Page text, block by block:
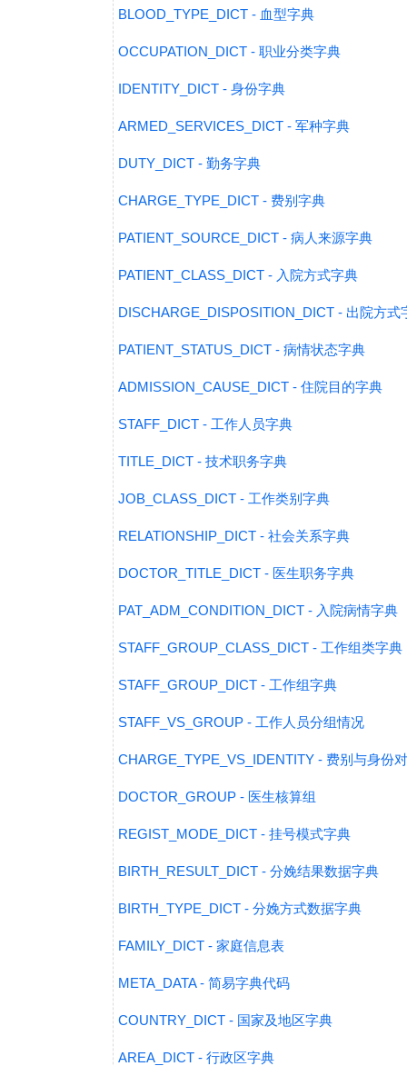
BLOOD_TYPE_DICT - 血型字典
OCCUPATION_DICT - 职业分类字典
IDENTITY_DICT - 身份字典
ARMED_SERVICES_DICT - 军种字典
DUTY_DICT - 勤务字典
CHARGE_TYPE_DICT - 费别字典
PATIENT_SOURCE_DICT - 病人来源字典
PATIENT_CLASS_DICT - 入院方式字典
DISCHARGE_DISPOSITION_DICT - 出院方式
PATIENT_STATUS_DICT - 病情状态字典
ADMISSION_CAUSE_DICT - 住院目的字典
STAFF_DICT - 工作人员字典
TITLE_DICT - 技术职务字典
JOB_CLASS_DICT - 工作类别字典
RELATIONSHIP_DICT - 社会关系字典
DOCTOR_TITLE_DICT - 医生职务字典
PAT_ADM_CONDITION_DICT - 入院病情字典
STAFF_GROUP_CLASS_DICT - 工作组类字典
STAFF_GROUP_DICT - 工作组字典
STAFF_VS_GROUP - 工作人员分组情况
CHARGE_TYPE_VS_IDENTITY - 费别与身份
DOCTOR_GROUP - 医生核算组
REGIST_MODE_DICT - 挂号模式字典
BIRTH_RESULT_DICT - 分娩结果数据字典
BIRTH_TYPE_DICT - 分娩方式数据字典
FAMILY_DICT - 家庭信息表
META_DATA - 简易字典代码
COUNTRY_DICT - 国家及地区字典
AREA_DICT - 行政区字典